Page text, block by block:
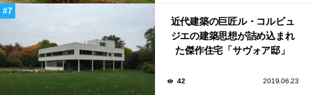
近代建築の巨匠ル・コルビュ
ジエの建築思想が詰め込まれ
た傑作住宅「サヴォア邸」
42 2019.06.23